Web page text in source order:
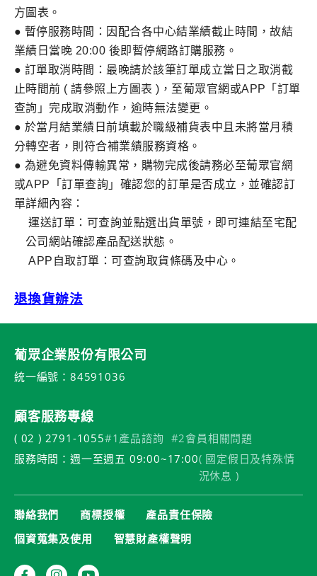
方圖表。
● 暫停服務時間：因配合各中心結業績截止時間，故結
業績日當晚 20:00 後即暫停網路訂購服務。
● 訂單取消時間：最晚請於該筆訂單成立當日之取消截
止時間前 ( 請參照上方圖表 )，至葡眾官網或APP「訂單
查詢」完成取消動作，逾時無法變更。
● 於當月結業績日前填載於職級補貨表中且未將當月積
分轉空者，則符合補業績服務資格。
● 為避免資料傳輸異常，購物完成後請務必至葡眾官網
或APP「訂單查詢」確認您的訂單是否成立，並確認訂
單詳細內容：
運送訂單：可查詢並點選出貨單號，即可連結至宅配
公司網站確認產品配送狀態。
APP 自取訂單：可查詢取貨條碼及中心。
退換貨辦法
葡眾企業股份有限公司
統一編號：84591036
顧客服務專線
( 02 ) 2791-1055#1產品諮詢 #2會員相關問題
服務時間：週一至週五 09:00~17:00( 國定假日及特殊情
況休息 )
聯絡我們 商標授權
產品責任保險
個資蒐集及使用
智慧財產權聲明